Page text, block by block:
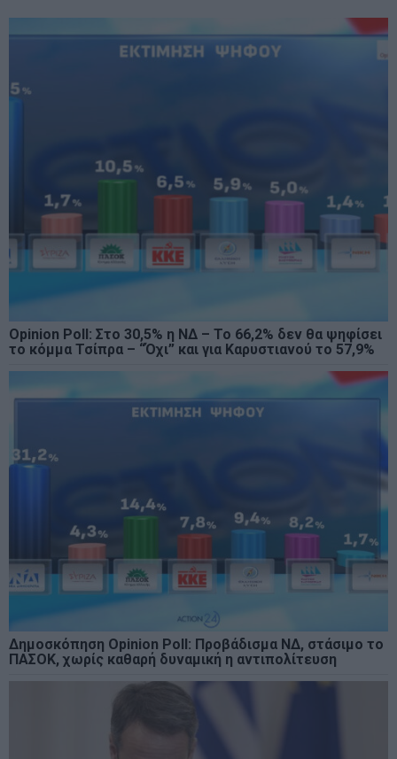
Opinion Poll: Στο 30,5% η ΝΔ – Το 66,2% δεν θα ψηφίσει
το κόμμα Τσίπρα – “Όχι” και για Καρυστιανού το 57,9%
Δημοσκόπηση Opinion Poll: Προβάδισμα ΝΔ, στάσιμο το
ΠΑΣΟΚ, χωρίς καθαρή δυναμική η αντιπολίτευση